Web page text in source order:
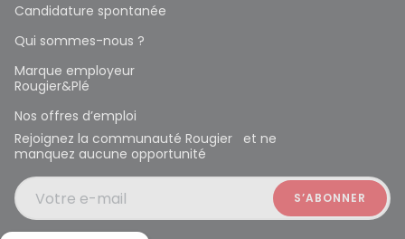
Candidature spontanée
Qui sommes-nous ?
Marque employeur
Rougier&Plé
Nos offres d’emploi
Rejoignez la communauté Rougier et ne
manquez aucune opportunité
Votre e-mail